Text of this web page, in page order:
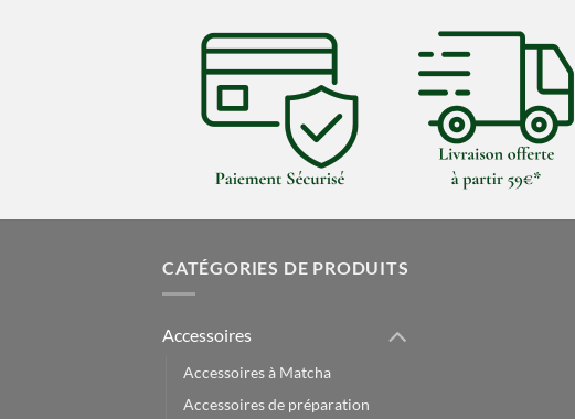
CATÉGORIES DE PRODUITS
Accessoires
Accessoires à Matcha
Accessoires de préparation